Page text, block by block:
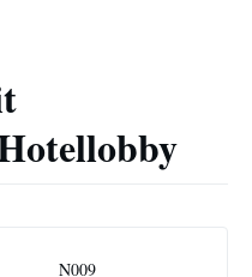
N009